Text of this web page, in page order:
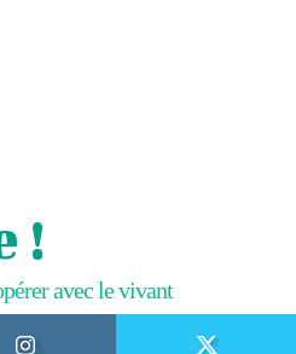
!
avec le vivant